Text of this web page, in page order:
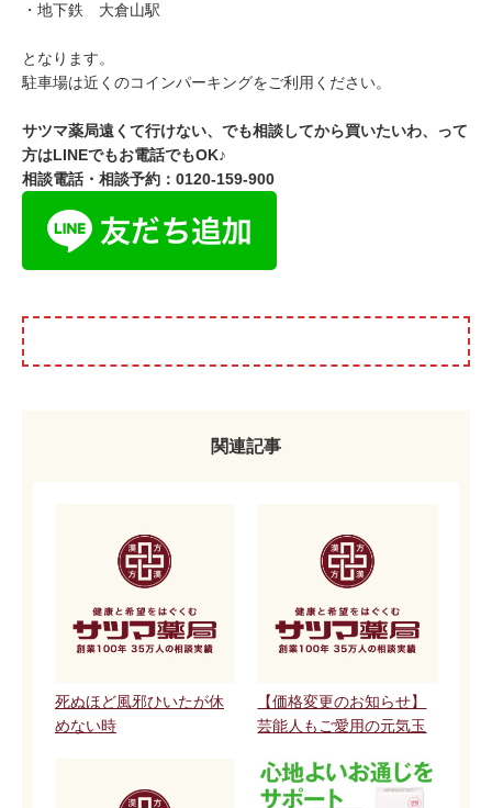
・地下鉄 大倉山駅
となります。
駐車場は近くのコインパーキングをご利用ください。
サツマ薬局遠くて行けない、でも相談してから買いたいわ、って
方はLINEでもお電話でもOK♪
相談電話・相談予約：0120-159-900
関連記事
死ぬほど風邪ひいたが休
めない時
【価格変更のお知らせ】
芸能人もご愛用の元気玉